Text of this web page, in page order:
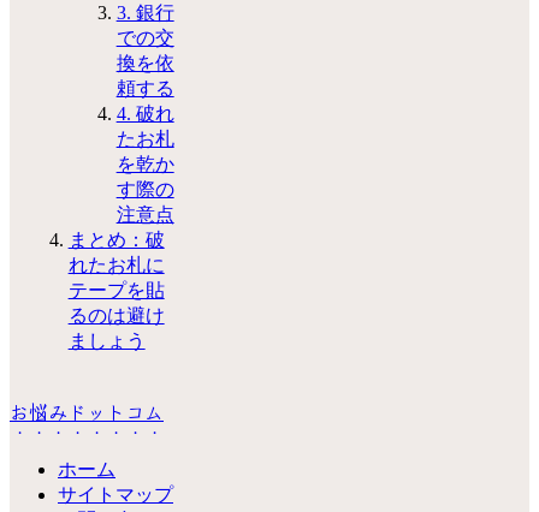
3. 銀行
での交
換を依
頼する
4. 破れ
たお札
を乾か
す際の
注意点
まとめ：破
れたお札に
テープを貼
るのは避け
ましょう
お悩みドットコム
ホーム
サイトマップ